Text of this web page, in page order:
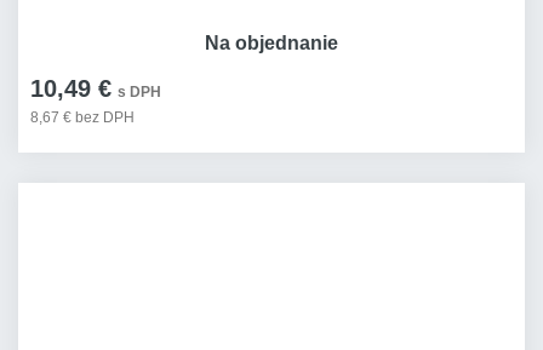
10,49 € s DPH
8,67 € bez DPH
Na objednanie